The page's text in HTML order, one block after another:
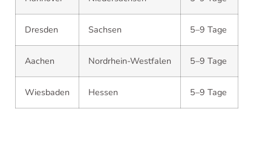
Dresden Sachsen 5–9 Tage
Aachen Nordrhein-Westfalen 5–9 Tage
Wiesbaden Hessen 5–9 Tage